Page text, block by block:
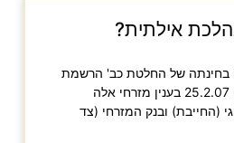
אילתית?
בחינתה של החלטת כב' הרשמת
לושי-עבודי איריס מיום 25.2.07 בענין מזרחי אלה
(החייבת) ובנק המזרחי (צד